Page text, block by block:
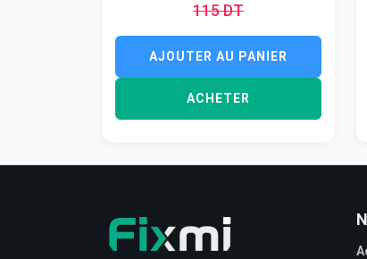
115 DT
AJOUTER AU PANIER
ACHETER